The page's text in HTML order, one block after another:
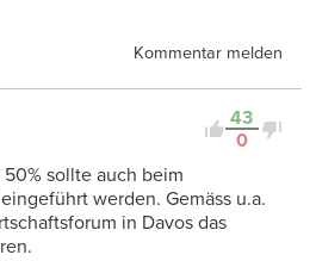
Kommentar melden
43
0
sollte auch beim
werden. Gemäss u.a.
in Davos das